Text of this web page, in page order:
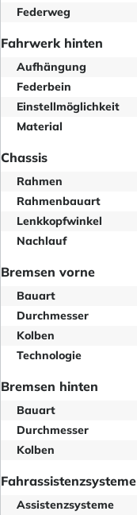
Federweg
Fahrwerk hinten
Aufhängung
Federbein
Einstellmöglichkeit
Material
Chassis
Rahmen
Rahmenbauart
Lenkkopfwinkel
Nachlauf
Bremsen vorne
Bauart
Durchmesser
Kolben
Technologie
Bremsen hinten
Bauart
Durchmesser
Kolben
Fahrassistenzsysteme
Assistenzsysteme